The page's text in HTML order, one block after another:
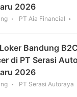
2026
PT Aia Financial
Bandung
di PT Serasi
2026
PT Serasi Autoraya